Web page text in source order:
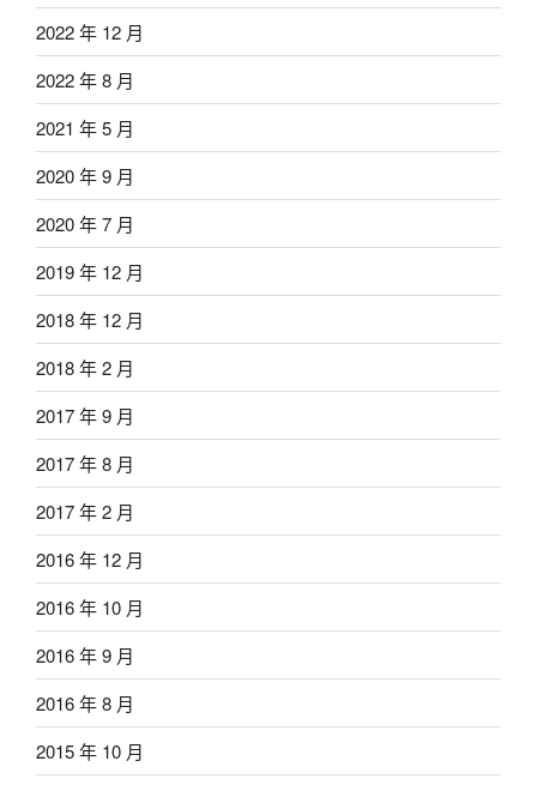
2022 年 12 月
2022 年 8 月
2021 年 5 月
2020 年 9 月
2020 年 7 月
2019 年 12 月
2018 年 12 月
2018 年 2 月
2017 年 9 月
2017 年 8 月
2017 年 2 月
2016 年 12 月
2016 年 10 月
2016 年 9 月
2016 年 8 月
2015 年 10 月